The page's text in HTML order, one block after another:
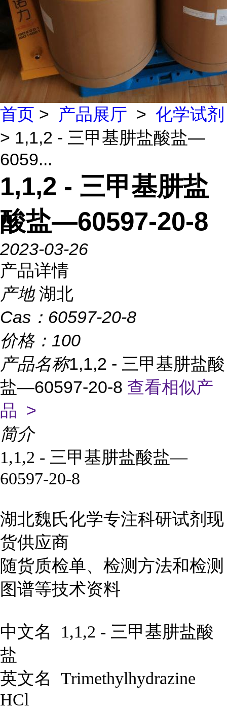
首页 > 产品展厅 > 化学试剂
> 1,1,2 - 三甲基肼盐酸盐—
6059...
1,1,2 - 三甲基肼盐
酸盐—60597-20-8
2023-03-26
产品详情
产地 湖北
Cas： 60597-20-8
价格： 100
产品名称1,1,2 - 三甲基肼盐酸
盐—60597-20-8 查看相似产
品 >
简介
1,1,2 - 三甲基肼盐酸盐—
60597-20-8
湖北魏氏化学专注科研试剂现
货供应商
随货质检单、检测方法和检测
图谱等技术资料
中文名
1,1,2 - 三甲基肼盐酸
盐
英文名 Trimethylhydrazine
HCl